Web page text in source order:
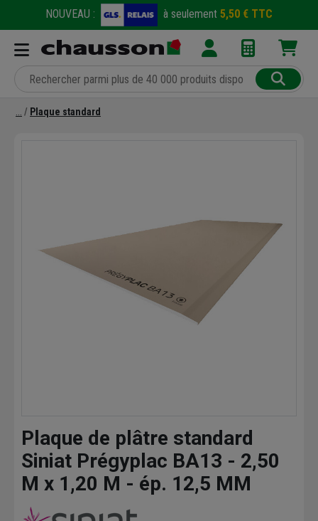
NOUVEAU : à seulement 5,50 € TTC
Plaque standard
Plaque de plâtre standard
Siniat Prégyplac BA13 - 2,50
M x 1,20 M - ép. 12,5 MM